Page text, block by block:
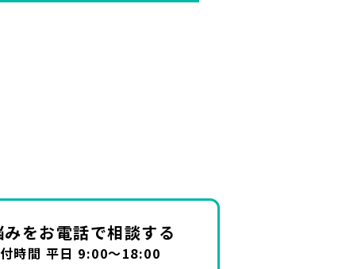
をお電話で相談する
時間 平日 9:00～18:00